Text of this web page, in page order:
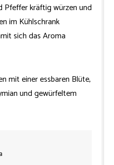
Pfeffer kräftig würzen und
im Kühlschrank
sich das Aroma
mit einer essbaren Blüte,
und gewürfeltem